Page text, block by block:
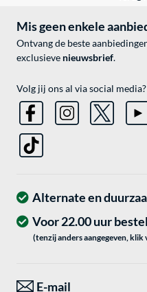
Mis geen enkele
Ontvang de beste
exclusieve nieuwsbrief.
Volg jij ons al via social media?
Alternate en
Voor 22.00 uur
(tenzij anders aangegeven, klik
E-mail